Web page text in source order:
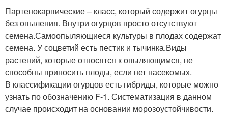
Партенокарпические – класс, который содержит огурцы
без опыления. Внутри огурцов просто отсутствуют
семена.Самоопыляющиеся культуры в плодах содержат
семена. У соцветий есть пестик и тычинка.Виды
растений, которые относятся к опыляющимся, не
способны приносить плоды, если нет насекомых.
В классификации огурцов есть гибриды, которые можно
узнать по обозначению F-1. Систематизация в данном
случае происходит на основании морозоустойчивости.